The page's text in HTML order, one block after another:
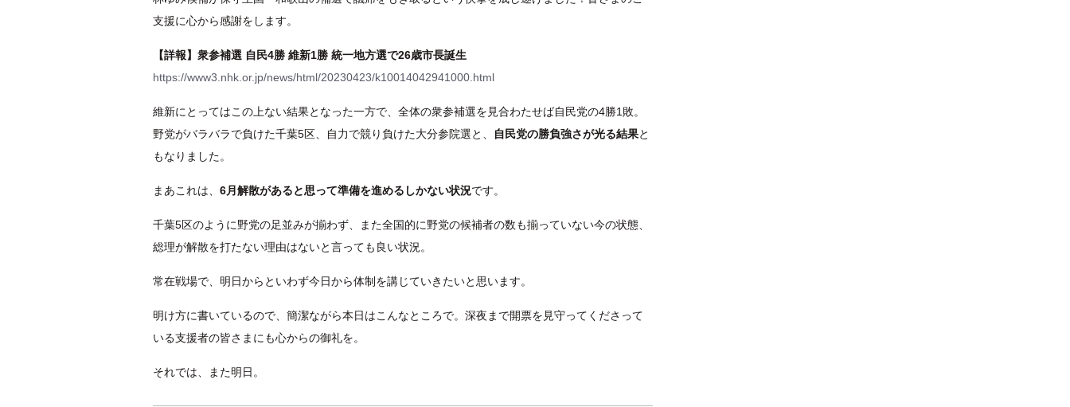
支援に心から感謝をします。
【詳報】衆参補選 自民4勝 維新1勝 統一地方選で26歳市長誕生
https://www3.nhk.or.jp/news/html/20230423/k10014042941000.html
維新にとってはこの上ない結果となった一方で、全体の衆参補選を見合わたせば自民党の4勝1敗。
野党がバラバラで負けた千葉5区、自力で競り負けた大分参院選と、
自民党の勝負強さが光る結果と
もなりました。
まあこれは、 6月解散があると思って準備を進めるしかない状況です。
千葉5区のように野党の足並みが揃わず、また全国的に野党の候補者の数も揃っていない今の状態、
総理が解散を打たない理由はないと言っても良い状況。
常在戦場で、明日からといわず今日から体制を講じていきたいと思います。
明け方に書いているので、簡潔ながら本日はこんなところで。深夜まで開票を見守ってくださって
いる支援者の皆さまにも心からの御礼を。
それでは、また明日。